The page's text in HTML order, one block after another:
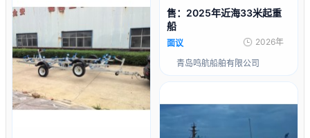
售：2025年近海33米起重
船
面议 2026年
青岛鸣航船舶有限公司